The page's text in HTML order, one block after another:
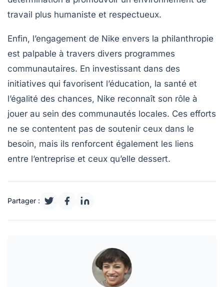
travail plus humaniste et respectueux.
Enfin, l’engagement de Nike envers la philanthropie
est palpable à travers divers programmes
communautaires. En investissant dans des
initiatives qui favorisent l’éducation, la santé et
l’égalité des chances, Nike reconnaît son rôle à
jouer au sein des communautés locales. Ces efforts
ne se contentent pas de soutenir ceux dans le
besoin, mais ils renforcent également les liens
entre l’entreprise et ceux qu’elle dessert.
Partager :